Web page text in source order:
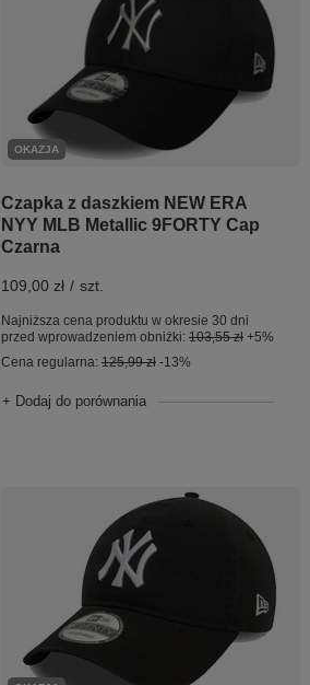
OKAZJA
Czapka z daszkiem NEW ERA
NYY MLB Metallic 9FORTY Cap
Czarna
109,00 zł / szt.
Najniższa cena produktu w okresie 30 dni
przed wprowadzeniem obniżki: 103,55 zł +5%
Cena regularna: 125,99 zł -13%
+ Dodaj do porównania